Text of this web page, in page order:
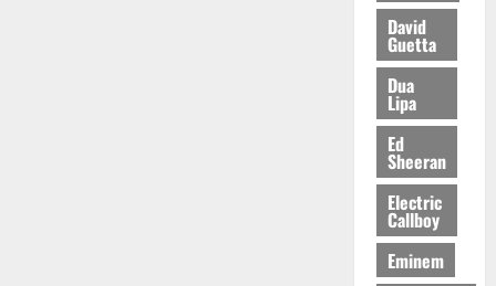
David
Guetta
Dua
Lipa
Ed
Sheeran
Electric
Callboy
Eminem